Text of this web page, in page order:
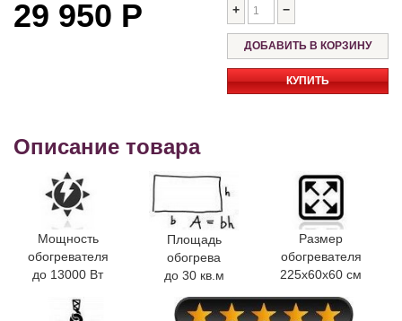
29 950 Р + −
КУПИТЬ
Описание товара
Мощность
обогревателя
до 13000 Вт
Площадь
обогрева
до 30 кв.м
Размер
обогревателя
225x60x60 см